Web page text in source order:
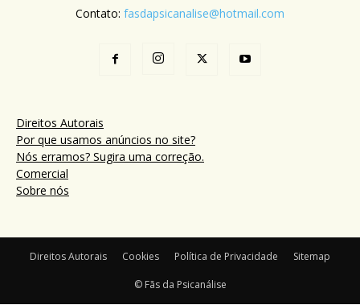
Contato: fasdapsicanalise@hotmail.com
Direitos Autorais
Por que usamos anúncios no site?
Nós erramos? Sugira uma correção.
Comercial
Sobre nós
Direitos Autorais Cookies Política de Privacidade Sitemap
© Fãs da Psicanálise